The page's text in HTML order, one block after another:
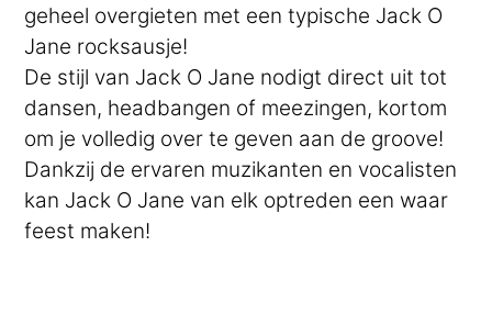
geheel overgieten met een typische Jack O
Jane rocksausje!
De stijl van Jack O Jane nodigt direct uit tot
dansen, headbangen of meezingen, kortom
om je volledig over te geven aan de groove!
Dankzij de ervaren muzikanten en vocalisten
kan Jack O Jane van elk optreden een waar
feest maken!